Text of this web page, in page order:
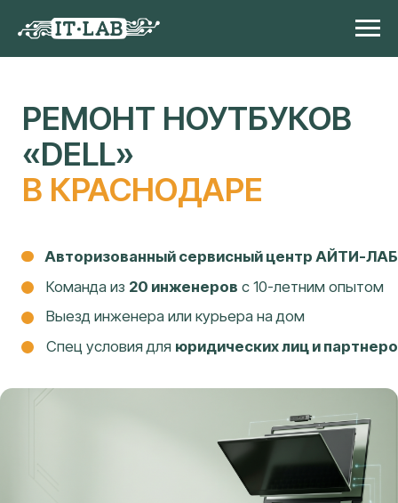
«DELL»
В КРАСНОДАРЕ
Команда из20 инженеровс 10-летним опытом
юридических лиц и партнеров
Авторизованный сервисный центр АЙТИ-ЛАБ